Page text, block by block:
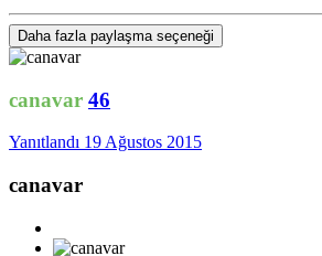
Daha fazla paylaşma seçeneği
canavar 46
Yanıtlandı 19 Ağustos 2015
canavar